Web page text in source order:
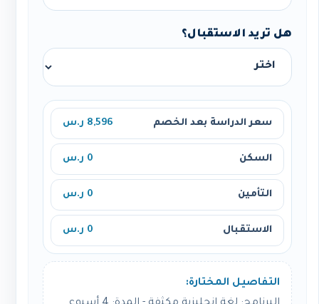
هل تريد الاستقبال؟
سعر الدراسة بعد الخصم 8,596 ر.س
السكن 0 ر.س
التأمين 0 ر.س
الاستقبال 0 ر.س
التفاصيل المختارة: